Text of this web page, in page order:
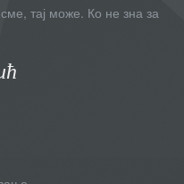
тај може. Ко не зна за